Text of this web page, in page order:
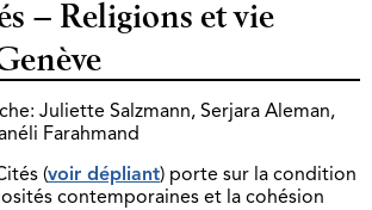
– Religions et vie
Juliette Salzmann, Serjara Aleman,
Farahmand
(voir dépliant) porte sur la condition
contemporaines et la cohésion